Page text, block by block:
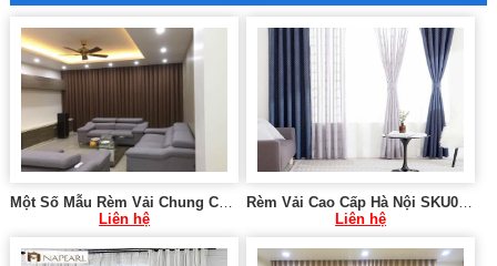
Một Số Mẫu Rèm Vải Chung Cư RV32
Liên hệ
Rèm Vải Cao Cấp Hà Nội SKU00896
Liên hệ